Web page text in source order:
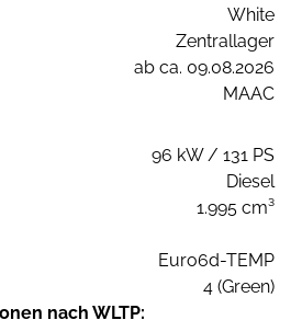
White
Zentrallager
ab ca. 09.08.2026
MAAC
96 kW / 131 PS
Diesel
1.995 cm³
Euro6d-TEMP
4 (Green)
nach WLTP: